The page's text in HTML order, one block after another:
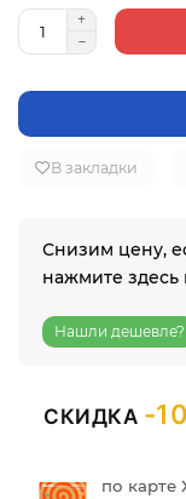
В закладки
Снизим цену,
нажмите
Нашли дешевле?
СКИДКА -
по карте